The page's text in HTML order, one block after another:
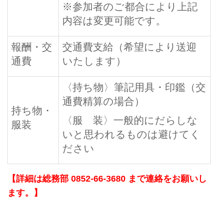
※参加者のご都合により上記
内容は変更可能です。
報酬・交
通費
交通費支給（希望により送迎
いたします）
持ち物・
服装
〈持ち物〉筆記用具・印鑑（交
通費精算の場合）
〈服 装〉一般的にだらしな
いと思われるものは避けてく
ださい
【詳細は総務部 0852-66-3680 まで連絡をお願いし
ます。】